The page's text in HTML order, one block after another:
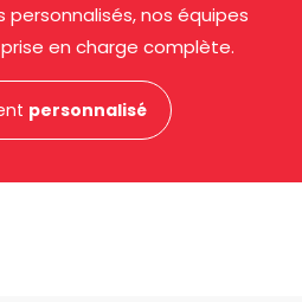
nos équipes
en charge complète.
personnalisé